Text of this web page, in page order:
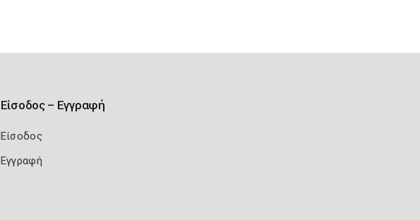
Είσοδος – Εγγραφή
Είσοδος
Εγγραφή